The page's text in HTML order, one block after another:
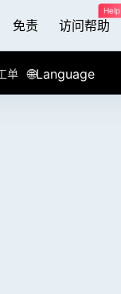
免责 访问帮助
Help
单 🌐Language